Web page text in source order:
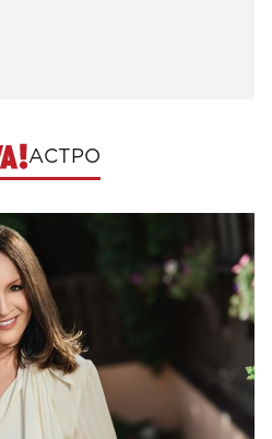
АСТРО